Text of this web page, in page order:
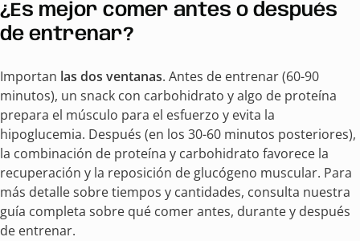
¿Es mejor comer antes o después
de entrenar?
Importan las dos ventanas. Antes de entrenar (60-90
minutos), un snack con carbohidrato y algo de proteína
prepara el músculo para el esfuerzo y evita la
hipoglucemia. Después (en los 30-60 minutos posteriores),
la combinación de proteína y carbohidrato favorece la
recuperación y la reposición de glucógeno muscular. Para
más detalle sobre tiempos y cantidades, consulta nuestra
guía completa sobre qué comer antes, durante y después
de entrenar.